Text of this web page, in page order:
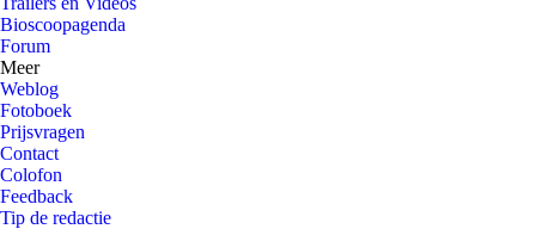
Bioscoopagenda
Forum
Meer
Weblog
Fotoboek
Prijsvragen
Contact
Colofon
Feedback
Tip de redactie